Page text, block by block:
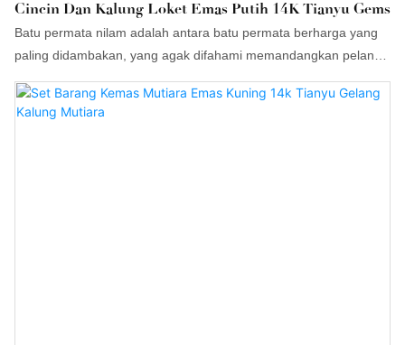
Cincin Dan Kalung Loket Emas Putih 14K Tianyu Gems
Batu permata nilam adalah antara batu permata berharga yang
paling didambakan, yang agak difahami memandangkan pelangi
berkesudahan yang ditimbulkannya.